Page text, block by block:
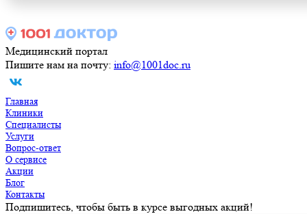
Медицинский портал
Пишите нам на почту: info@1001doc.ru
Главная
Клиники
Специалисты
Услуги
Вопрос-ответ
О сервисе
Акции
Блог
Контакты
Подпишитесь, чтобы быть в курсе выгодных акций!